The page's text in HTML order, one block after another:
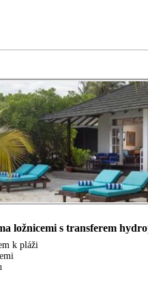
ložnicemi s transferem
k pláži